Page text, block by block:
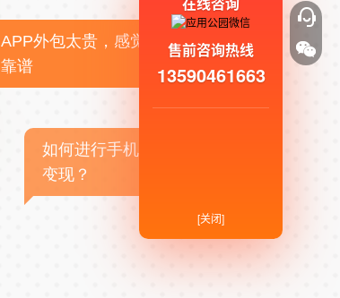
APP外包太贵，感觉不
靠谱
如何进行手机APP商业
变现？
售前咨询热线
13590461663
[关闭]